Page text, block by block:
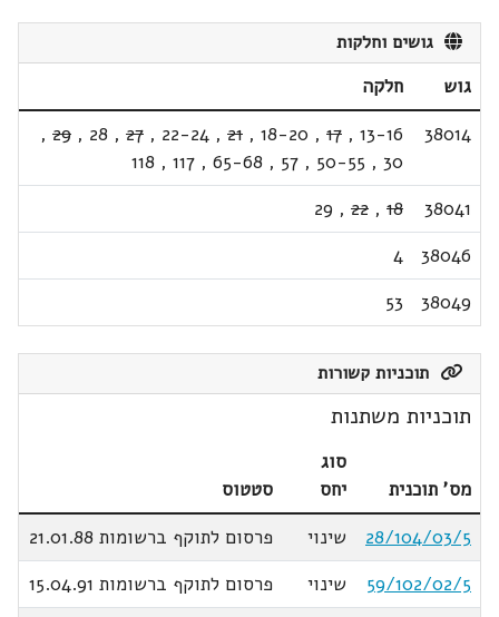
גושים וחלקות
גוש
חלקה
38014
13-16
,
17
,
18-20
,
21
,
22-24
,
27
,
28
,
29
,
30
,
50-55
,
57
,
65-68
,
117
,
118
38041
18
,
22
,
29
38046
4
38049
53
תוכניות קשורות
תוכניות משתנות
מס' תוכנית
סוג
יחס
סטטוס
28/104/03/5
שינוי
פרסום לתוקף ברשומות 21.01.88
59/102/02/5
שינוי
פרסום לתוקף ברשומות 15.04.91